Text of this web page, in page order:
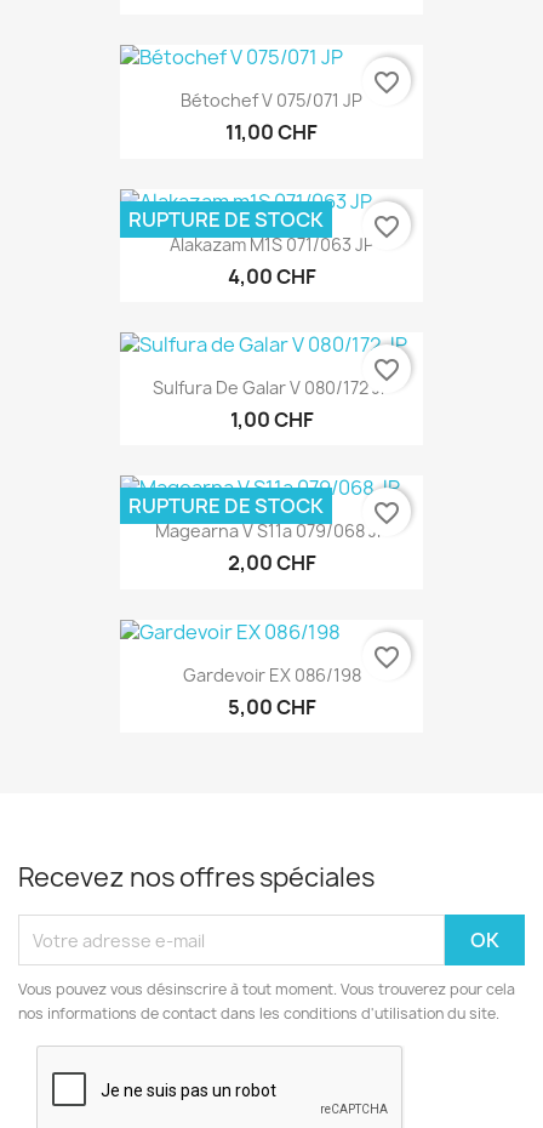
Bétochef V 075/071 JP
11,00 CHF
favorite_border
Alakazam M1S 071/063 JP
4,00 CHF
RUPTURE DE STOCK favorite_border
Sulfura De Galar V 080/172 JP
1,00 CHF
favorite_border
Magearna V S11a 079/068 JP
2,00 CHF
RUPTURE DE STOCK favorite_border
Gardevoir EX 086/198
5,00 CHF
favorite_border
Recevez nos offres spéciales
Vous pouvez vous désinscrire à tout moment. Vous trouverez pour cela
nos informations de contact dans les conditions d'utilisation du site.